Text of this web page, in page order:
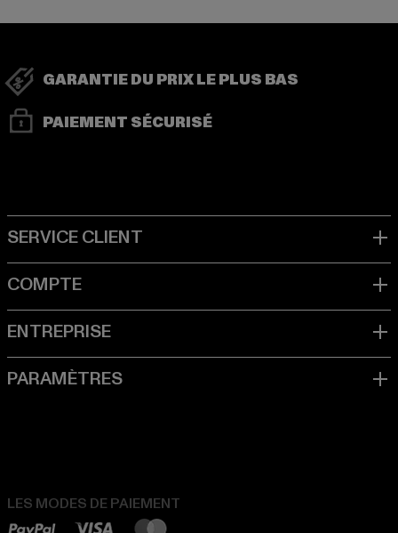
GARANTIE DU PRIX LE PLUS BAS
PAIEMENT SÉCURISÉ
LES MODES DE PAIEMENT